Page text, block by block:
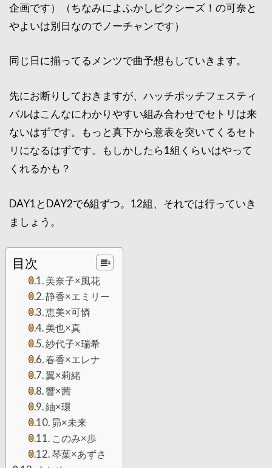
企画です）（ちなみによふかしピクシーズ！の可奈と
やよいは別日なのでノーチャンです）
同じ日に揃ってるメンツで曲予想もしていきます。
先にお断りしておきますが、ハッチポッチフェスティ
バルはこんなにわかりやすい組み合わせでセトリは来
ないはずです。もっと真下から意表を突いてくるセト
リになるはずです。もしかしたら1組くらいはやって
くれるかも？
DAY1とDAY2で6組ずつ。12組、それでは行っていき
ましょう。
目次
美奈子×風花
静香×エミリー
恵美×可憐
美也×真
紗代子×瑞希
春香×エレナ
翼×莉緒
響×茜
紬×環
昴×未来
このみ×歩
琴葉×あずさ